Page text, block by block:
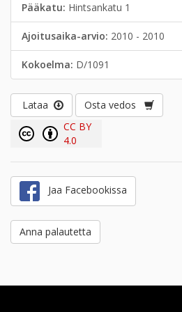
Pääkatu: Hintsankatu 1
Ajoitusaika-arvio: 2010 - 2010
Kokoelma: D/1091
Lataa
Osta vedos
CC BY
4.0
Jaa Facebookissa
Anna palautetta